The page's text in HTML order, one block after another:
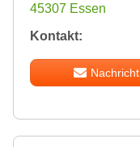
45307 Essen
Kontakt:
Nachricht